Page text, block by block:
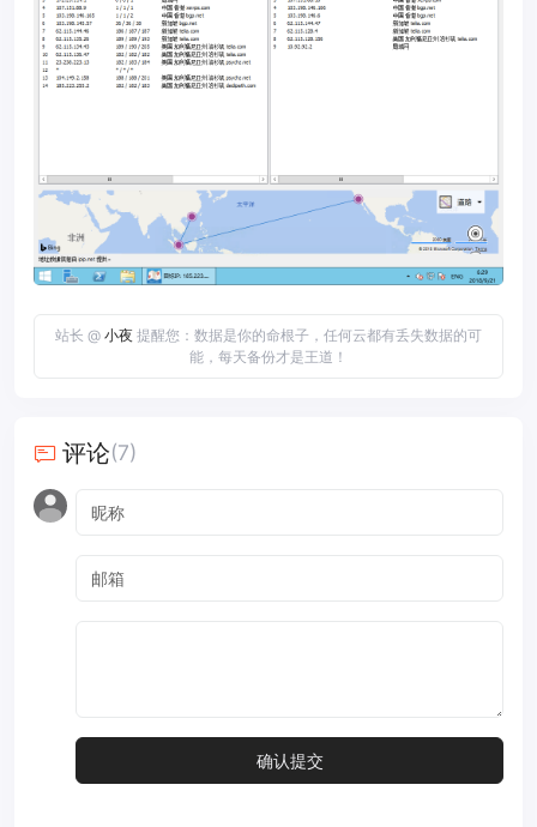
站长 @ 小夜 提醒您：数据是你的命根子，任何云都有丢失数据的可
能，每天备份才是王道！
评论(7)